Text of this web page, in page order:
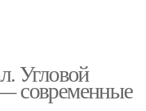
Угловой
современные